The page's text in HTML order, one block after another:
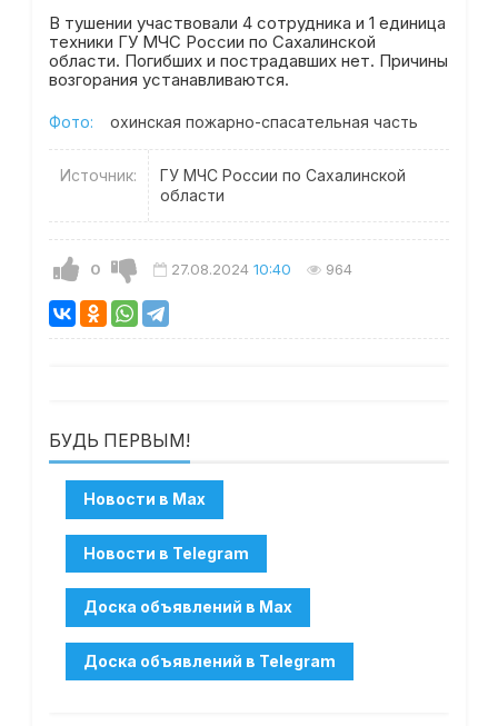
В тушении участвовали 4 сотрудника и 1 единица
техники ГУ МЧС России по Сахалинской
области. Погибших и пострадавших нет. Причины
возгорания устанавливаются.
Фото: охинская пожарно-спасательная часть
Источник:
ГУ МЧС России по Сахалинской
области
0 27.08.2024 10:40 964
БУДЬ ПЕРВЫМ!